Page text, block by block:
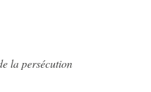
la persécution